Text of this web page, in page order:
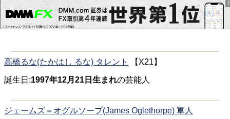
高橋るな(たかはし るな) タレント 【X21】
誕生日:1997年12月21日生まれの芸能人
ジェームズ＝オグルソープ(James Oglethorpe) 軍人